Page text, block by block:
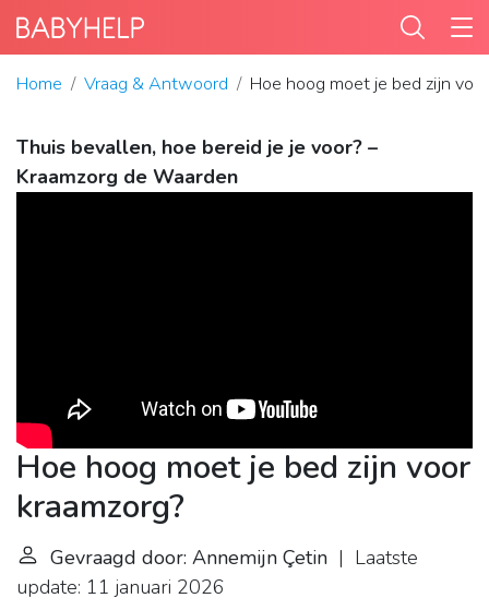
Home Vraag & Antwoord Hoe hoog moet je bed zijn
Thuis bevallen, hoe bereid je je voor? –
Kraamzorg de Waarden
Hoe hoog moet je bed zijn voor
kraamzorg?
Gevraagd door: Annemijn Çetin | Laatste
update: 11 januari 2026